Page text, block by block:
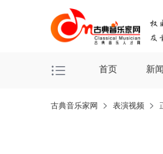
首页 新闻
古典音乐家网 表演视频